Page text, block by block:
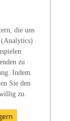
die uns
(Analytics)
zu
Indem
Sie den
zu.